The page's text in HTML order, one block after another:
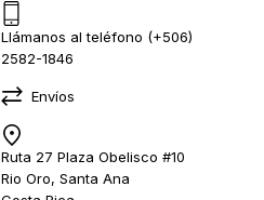
Llámanos al teléfono (+506)
2582-1846
Envíos
Ruta 27 Plaza Obelisco #10
Rio Oro, Santa Ana